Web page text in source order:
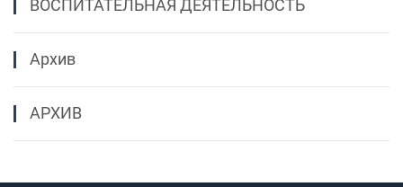
ВОСПИТАТЕЛЬНАЯ ДЕЯТЕЛЬНОСТЬ
Архив
АРХИВ